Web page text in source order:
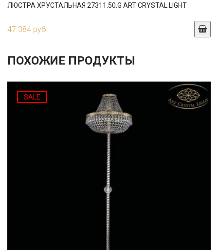
ЛЮСТРА ХРУСТАЛЬНАЯ 27311.50.G ART CRYSTAL LIGHT
47 384 руб.
ПОХОЖИЕ ПРОДУКТЫ
SALE